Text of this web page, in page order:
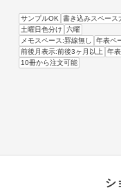
サンプルOK
書き込みスペース
土曜日色分け
六曜
メモスペース:罫線無し
年表ペ
前後月表示:前後3ヶ月以上
年
10冊から注文可能
シ